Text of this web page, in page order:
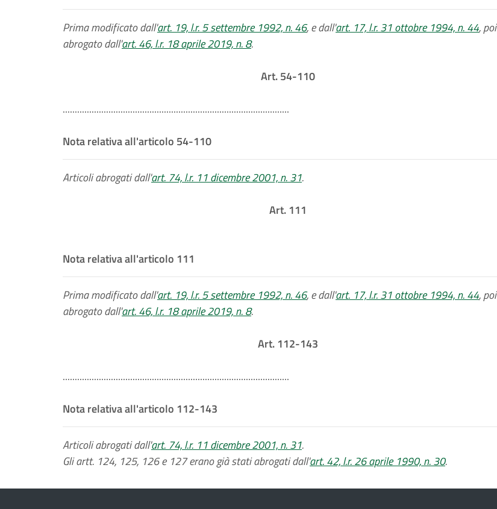
Prima modificato dall'art. 19, l.r. 5 settembre 1992, n. 46, e dall'art. 17, l.r. 31 ottobre 1994, n. 44, poi
abrogato dall'art. 46, l.r. 18 aprile 2019, n. 8.
Art. 54-110
..............................................................................................
Nota relativa all'articolo 54-110
Articoli abrogati dall'art. 74, l.r. 11 dicembre 2001, n. 31.
Art. 111
Nota relativa all'articolo 111
Prima modificato dall'art. 19, l.r. 5 settembre 1992, n. 46, e dall'art. 17, l.r. 31 ottobre 1994, n. 44, poi
abrogato dall'art. 46, l.r. 18 aprile 2019, n. 8.
Art. 112-143
..............................................................................................
Nota relativa all'articolo 112-143
Articoli abrogati dall'art. 74, l.r. 11 dicembre 2001, n. 31.
Gli artt. 124, 125, 126 e 127 erano già stati abrogati dall'art. 42, l.r. 26 aprile 1990, n. 30.